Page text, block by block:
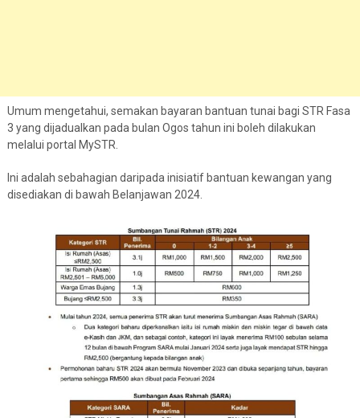
Umum mengetahui, semakan bayaran bantuan tunai bagi STR Fasa
3 yang dijadualkan pada bulan Ogos tahun ini boleh dilakukan
melalui portal MySTR.
Ini adalah sebahagian daripada inisiatif bantuan kewangan yang
disediakan di bawah Belanjawan 2024.